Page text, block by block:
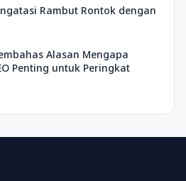
Rambut Rontok dengan
Alasan Mengapa
Penting untuk Peringkat